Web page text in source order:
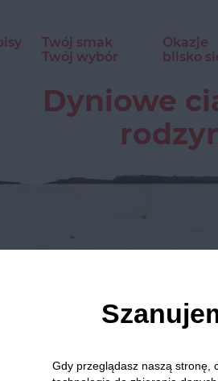
Twój smak
Twój wybór
Okazje
blisko
Dyniowe
Gdy przeglądasz naszą stronę,